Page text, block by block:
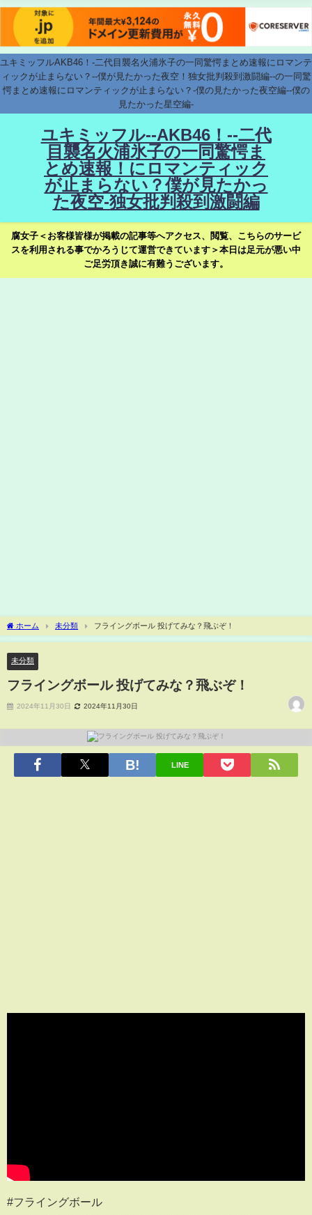
ユキミッフルAKB46！-二代目襲名火浦氷子の一同驚愕まとめ速報にロマンテ
ィックが止まらない？--僕が見たかった夜空！独女批判殺到激闘編--の一同驚
愕まとめ速報にロマンティックが止まらない？-僕の見たかった夜空編--僕の
見たかった星空編-
ユキミッフル--AKB46！--二代
目襲名火浦氷子の一同驚愕ま
とめ速報！にロマンティック
が止まらない？僕が見たかっ
た夜空-独女批判殺到激闘編
腐女子＜お客様皆様が掲載の記事等へアクセス、閲覧、こちらのサービ
スを利用される事でかろうじて運営できています＞本日は足元が悪い中
ご足労頂き誠に有難うございます。
ホーム 未分類 フライングボール 投げてみな？飛ぶぞ！
未分類
フライングボール 投げてみな？飛ぶぞ！
2024年11月30日 2024年11月30日
LINE
#フライングボール